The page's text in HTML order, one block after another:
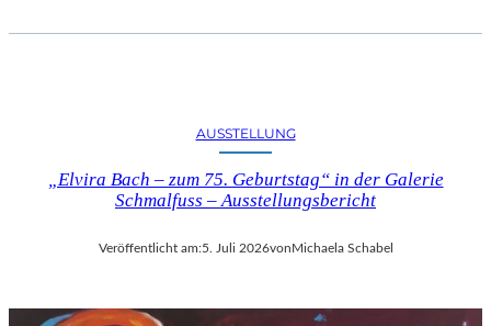
–
I
C
A
AUSSTELLUNG
„Elvira Bach – zum 75. Geburtstag“ in der Galerie
Schmalfuss – Ausstellungsbericht
Veröffentlicht am:5. Juli 2026von Michaela Schabel